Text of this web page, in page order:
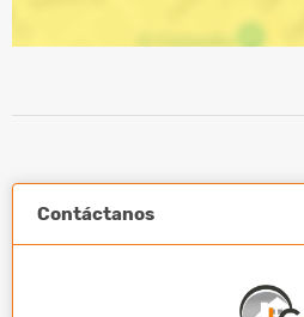
Contáctanos